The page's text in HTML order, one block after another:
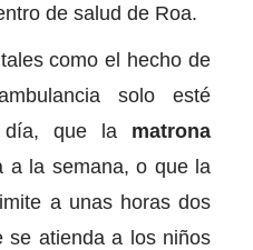
de salud de Roa.
como el hecho de
solo esté
día, que la matrona
a la semana, o que la
a unas horas dos
atienda a los niños